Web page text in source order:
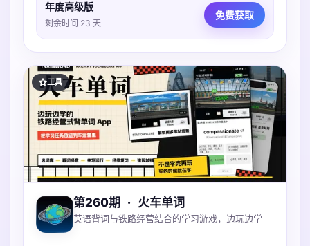
年度高级版
剩余时间 23 天
免费获取
工具
第260期 · 火车单词
英语背词与铁路经营结合的学习游戏，边玩边学